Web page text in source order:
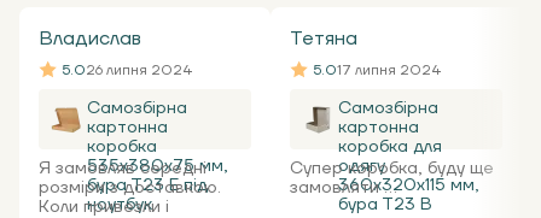
Владислав
5.026 липня 2024
Самозбірна
картонна
коробка
535x380x75 мм,
бура Т23 Е під
ноутбук
Я замовляв середні
розміри з доставкою.
Коли привезли і
Тетяна
5.017 липня 2024
Самозбірна
картонна
коробка для
одягу
360х320х115 мм,
бура Т23 В
Супер коробка, буду ще
замовляти ...